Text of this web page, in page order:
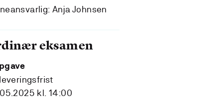
Anja Johnsen
eksamen
kl. 14:00